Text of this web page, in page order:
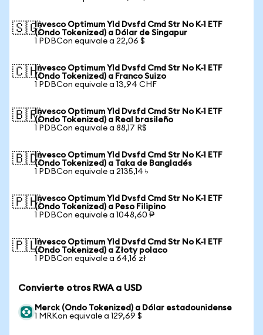
🇸🇬Invesco Optimum Yld Dvsfd Cmd Str No K-1 ETF
(Ondo Tokenized) a Dólar de Singapur
1 PDBCon equivale a 22,06 $
🇨🇭Invesco Optimum Yld Dvsfd Cmd Str No K-1 ETF
(Ondo Tokenized) a Franco Suizo
1 PDBCon equivale a 13,94 CHF
🇧🇷Invesco Optimum Yld Dvsfd Cmd Str No K-1 ETF
(Ondo Tokenized) a Real brasileño
1 PDBCon equivale a 88,17 R$
🇧🇩Invesco Optimum Yld Dvsfd Cmd Str No K-1 ETF
(Ondo Tokenized) a Taka de Bangladés
1 PDBCon equivale a 2135,14 ৳
🇵🇭Invesco Optimum Yld Dvsfd Cmd Str No K-1 ETF
(Ondo Tokenized) a Peso Filipino
1 PDBCon equivale a 1048,60 ₱
🇵🇱Invesco Optimum Yld Dvsfd Cmd Str No K-1 ETF
(Ondo Tokenized) a Złoty polaco
1 PDBCon equivale a 64,16 zł
Convierte otros RWA a USD
Merck (Ondo Tokenized) a Dólar estadounidense
1 MRKon equivale a 129,69 $